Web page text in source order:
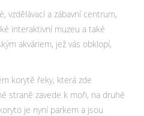
vzdělávací a zábavní centrum,
interaktivní muzeu a také
akváriem, jež vás obklopí,
korytě řeky, která zde
straně zavede k moři, na druhé
je nyní parkem a jsou